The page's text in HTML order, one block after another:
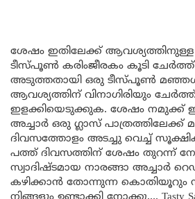
ശേഷം ഇതിലേക്ക് ആവശ്യത്തിനുള്ള
ടീസ്പൂൺ കരിംജീരകം കൂടി
അടുത്തതായി ഒരു ടീസ്പൂൺ
ആവശ്യത്തിന് വിനാഗിരിയും
ഇളക്കിയെടുക്കുക. ശേഷം നമുക്ക്
അച്ചാർ ഒരു ഗ്ലാസ് പാത്രത്തിലേക്ക്
ദിവസത്തോളം അടച്ചു വെച്ച്
പത്ത് ദിവസത്തിന് ശേഷം തുറന്ന്
സ്വാദിഷ്ടമായ നാരങ്ങാ അച്ചാർ
കഴിക്കാൻ തോന്നുന്ന കൊതിയൂറും